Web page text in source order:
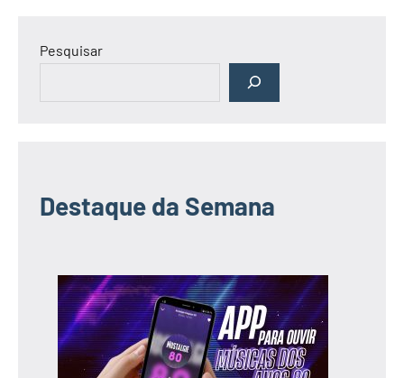
Pesquisar
Destaque da Semana